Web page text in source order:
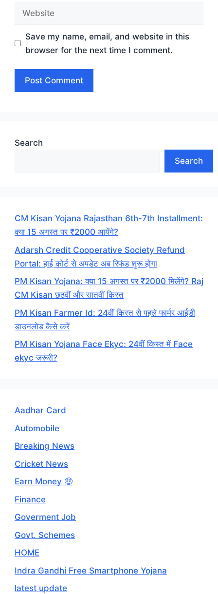
Website
Save my name, email, and website in this
browser for the next time I comment.
Search
Search
CM Kisan Yojana Rajasthan 6th-7th Installment:
क्या 15 अगस्त पर ₹2000 आयेंगे?
Adarsh Credit Cooperative Society Refund
Portal: हाई कोर्ट से अपडेट अब रिफंड शुरू होगा
PM Kisan Yojana: क्या 15 अगस्त पर ₹2000 मिलेंगे? Raj
CM Kisan छठवीं और सातवीं किस्त
PM Kisan Farmer Id: 24वीं किस्त से पहले फार्मर आईडी
डाउनलोड कैसे करें
PM Kisan Yojana Face Ekyc: 24वीं किस्त में Face
ekyc जरूरी?
Aadhar Card
Automobile
Breaking News
Cricket News
Earn Money 🤑
Finance
Goverment Job
Govt. Schemes
HOME
Indra Gandhi Free Smartphone Yojana
latest update